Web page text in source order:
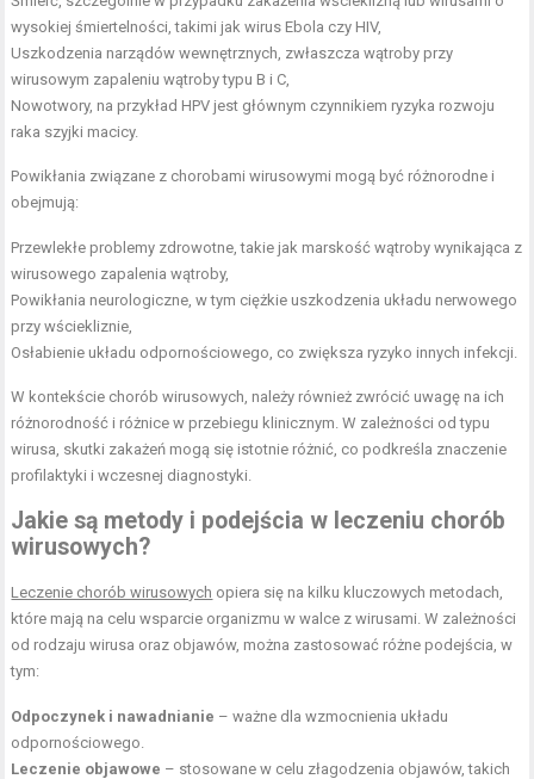
wysokiej śmiertelności, takimi jak wirus Ebola czy HIV,
Uszkodzenia narządów wewnętrznych, zwłaszcza wątroby przy
wirusowym zapaleniu wątroby typu B i C,
Nowotwory, na przykład HPV jest głównym czynnikiem ryzyka rozwoju
raka szyjki macicy.
Powikłania związane z chorobami wirusowymi mogą być różnorodne i
obejmują:
Przewlekłe problemy zdrowotne, takie jak marskość wątroby wynikająca z
wirusowego zapalenia wątroby,
Powikłania neurologiczne, w tym ciężkie uszkodzenia układu nerwowego
przy wściekliznie,
Osłabienie układu odpornościowego, co zwiększa ryzyko innych infekcji.
W kontekście chorób wirusowych, należy również zwrócić uwagę na ich
różnorodność i różnice w przebiegu klinicznym. W zależności od typu
wirusa, skutki zakażeń mogą się istotnie różnić, co podkreśla znaczenie
profilaktyki i wczesnej diagnostyki.
Jakie są metody i podejścia w leczeniu chorób
wirusowych?
Leczenie chorób wirusowych opiera się na kilku kluczowych metodach,
które mają na celu wsparcie organizmu w walce z wirusami. W zależności
od rodzaju wirusa oraz objawów, można zastosować różne podejścia, w
tym:
Odpoczynek i nawadnianie – ważne dla wzmocnienia układu
odpornościowego.
Leczenie objawowe – stosowane w celu złagodzenia objawów, takich